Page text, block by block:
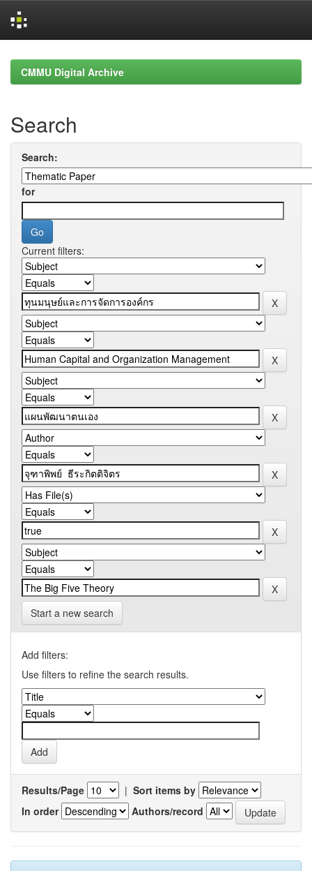
navigationCMMU Digital Archive
Search
Search:
for
Current filters:
Start a new search
Add filters:
Use filters to refine the search results.
Results/Page | Sort items by
In order
Authors/record